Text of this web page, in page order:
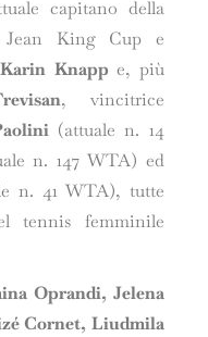
capitano della
King Cup e
Karin Knapp e, più
, vincitrice
(attuale n. 14
n. 147 WTA) ed
n. 41 WTA), tutte
tennis femminile
Oprandi, Jelena
Cornet, Liudmila